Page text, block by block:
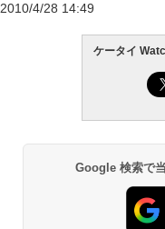
2010/4/28 14:49
ケータイ
Google 検索で